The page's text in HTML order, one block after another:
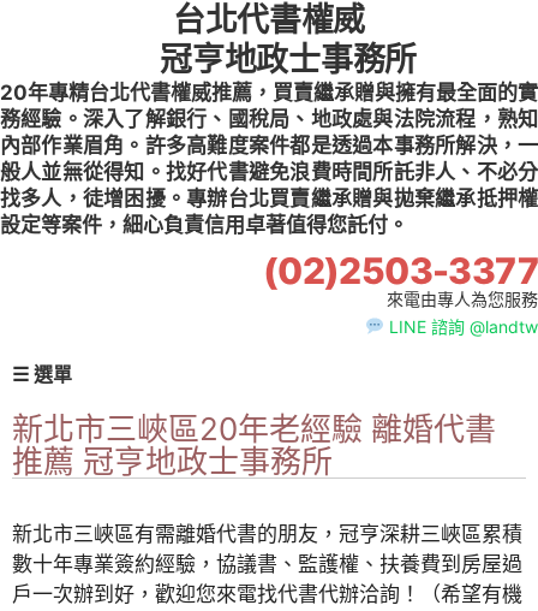
台北代書權威
冠亨地政士事務所
20年專精台北代書權威推薦，買賣繼承贈與擁有最全面的實
務經驗。深入了解銀行、國稅局、地政處與法院流程，熟知
內部作業眉角。許多高難度案件都是透過本事務所解決，一
般人並無從得知。找好代書避免浪費時間所託非人、不必分
找多人，徒增困擾。專辦台北買賣繼承贈與拋棄繼承抵押權
設定等案件，細心負責信用卓著值得您託付。
(02)2503-3377
來電由專人為您服務
LINE 諮詢 @landtw
☰ 選單
新北市三峽區20年老經驗 離婚代書
推薦 冠亨地政士事務所
新北市三峽區有需離婚代書的朋友，冠亨深耕三峽區累積
數十年專業簽約經驗，協議書、監護權、扶養費到房屋過
戶一次辦到好，歡迎您來電找代書代辦洽詢！（希望有機